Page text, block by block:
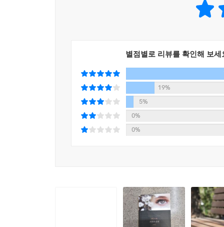
시대 여성들과는 달리, 엘리자베스는 당당하게
삶을 유지할 수 있는 현실에도 불구하고, 그녀
논리적으로 당당하게 맞서는 모습이 그 대표적
독립된 판단력과 자아를 지닌 현대적 여성상으로
별점별로 리뷰를 확인해 보세
19%
5%
0%
0%